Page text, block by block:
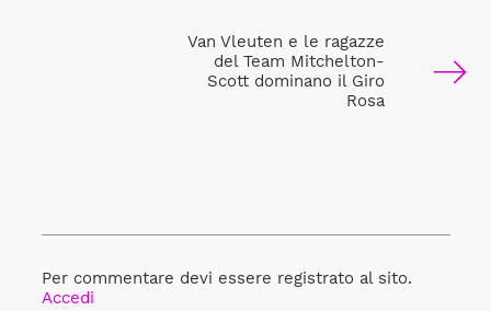
Van Vleuten e le ragazze
del Team Mitchelton-
Scott dominano il Giro
Rosa
Per commentare devi essere registrato al sito.
Accedi